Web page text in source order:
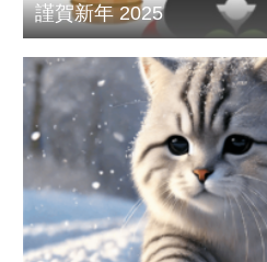
謹賀新年 2025